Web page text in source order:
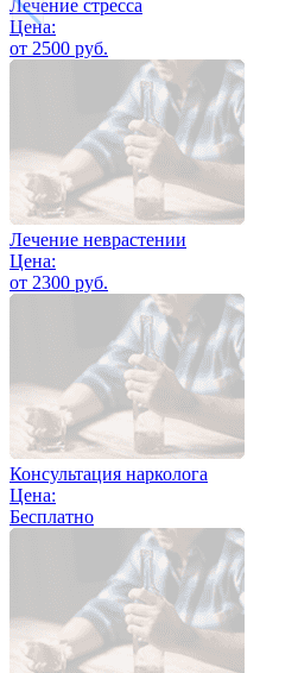
Лечение стресса
Цена:
от 2500 руб.
Лечение неврастении
Цена:
от 2300 руб.
Консультация нарколога
Цена:
Бесплатно